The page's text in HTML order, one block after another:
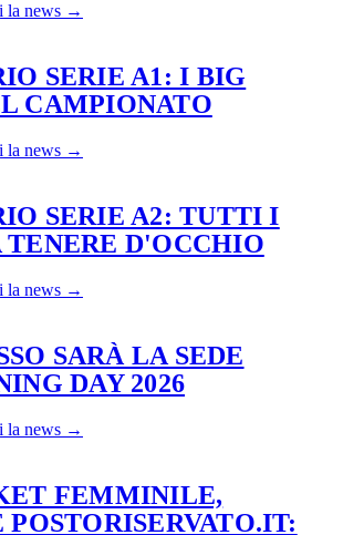
la news →
SERIE A1: I BIG
CAMPIONATO
la news →
SERIE A2: TUTTI I
D'OCCHIO
la news →
SARÀ LA SEDE
DAY 2026
la news →
FEMMINILE,